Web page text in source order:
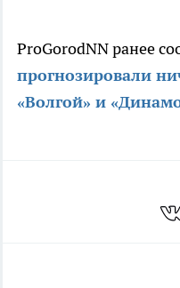
ProGorodNN ранее
прогнозировали
«Волгой» и